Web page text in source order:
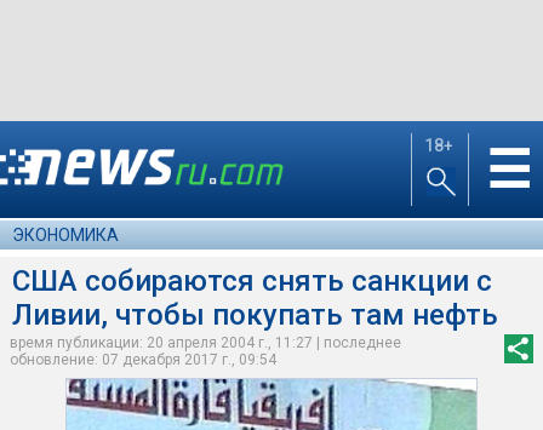
18+ ☰
ЭКОНОМИКА
США собираются снять санкции с
Ливии, чтобы покупать там нефть
время публикации: 20 апреля 2004 г., 11:27 | последнее
обновление: 07 декабря 2017 г., 09:54